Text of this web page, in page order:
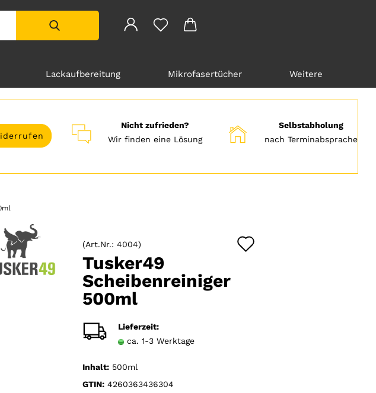
Lackaufbereitung Mikrofasertücher Weitere
Nicht zufrieden?
Wir finden eine Lösung
Selbstabholung
nach Terminabsprache
(Art.Nr.: 4004)
Tusker49
Scheibenreiniger
500ml
Lieferzeit:
ca. 1-3 Werktage
Inhalt: 500ml
GTIN:4260363436304